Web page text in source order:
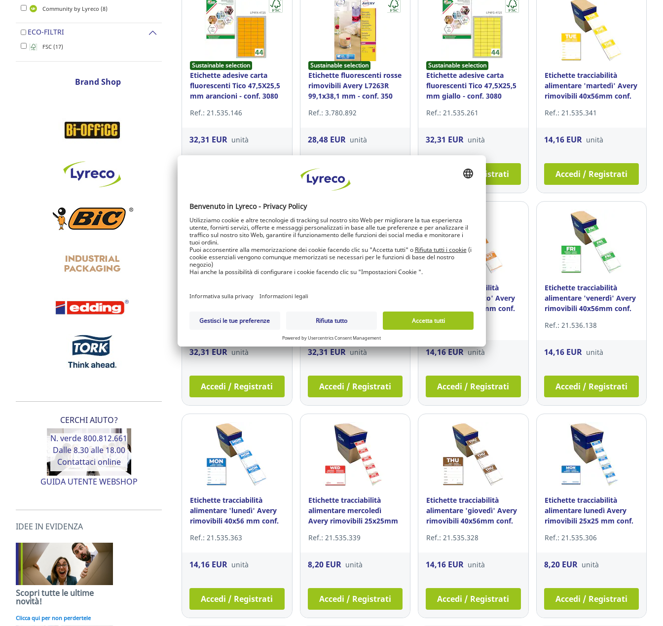
Community by Lyreco (8)
ECO-FILTRI
FSC (17)
Brand Shop
CERCHI AIUTO?
N. verde 800.812.661
Dalle 8.30 alle 18.00
Contattaci online
GUIDA UTENTE WEBSHOP
IDEE IN EVIDENZA
Scopri tutte le ultime
novità!
Clicca qui per non perdertele
Sustainable selection
Etichette adesive carta
fluorescenti Tico 47,5X25,5
mm arancioni - conf. 3080
Ref.: 21.535.146
32,31 EUR unità
Sustainable selection
Etichette fluorescenti rosse
rimovibili Avery L7263R
99,1x38,1 mm - conf. 350
Ref.: 3.780.892
28,48 EUR unità
Accedi / Registrati
Sustainable selection
Etichette adesive carta
fluorescenti Tico 47,5X25,5
mm giallo - conf. 3080
Ref.: 21.535.261
32,31 EUR unità
Accedi / Registrati
Etichette tracciabilità
alimentare 'martedì' Avery
rimovibili 40x56mm conf.
Ref.: 21.535.341
14,16 EUR unità
Accedi / Registrati
Sustainable selection
fluorescenti Tico 47,5X25,5
Ref.: 21.535.124
32,31 EUR unità
Accedi / Registrati
conf. 70
Ref.: 21.535.102
32,31 EUR unità
Accedi / Registrati
Etichette tracciabilità
alimentare 'sabato' Avery
rimovibili 40x56 mm conf.
500
Ref.: 21.535.317
14,16 EUR unità
Accedi / Registrati
Etichette tracciabilità
alimentare 'venerdì' Avery
rimovibili 40x56mm conf.
Ref.: 21.536.138
14,16 EUR unità
Accedi / Registrati
Etichette tracciabilità
alimentare 'lunedì' Avery
rimovibili 40x56 mm conf.
Ref.: 21.535.363
14,16 EUR unità
Accedi / Registrati
Etichette tracciabilità
alimentare mercoledì
Avery rimovibili 25x25mm
Ref.: 21.535.339
8,20 EUR unità
Accedi / Registrati
Etichette tracciabilità
alimentare 'giovedì' Avery
rimovibili 40x56mm conf.
Ref.: 21.535.328
14,16 EUR unità
Accedi / Registrati
Etichette tracciabilità
alimentare lunedì Avery
rimovibili 25x25 mm conf.
Ref.: 21.535.306
8,20 EUR unità
Accedi / Registrati